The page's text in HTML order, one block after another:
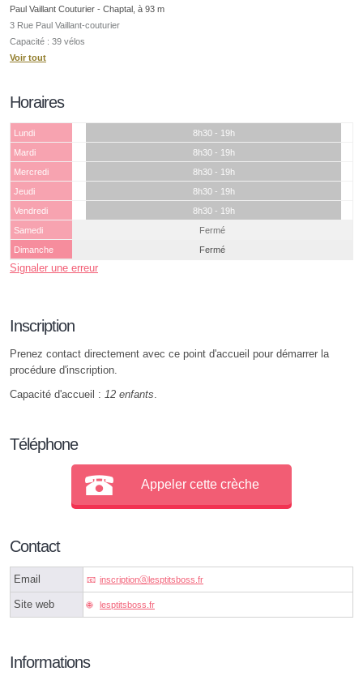
Paul Vaillant Couturier - Chaptal, à 93 m
3 Rue Paul Vaillant-couturier
Capacité : 39 vélos
Voir tout
Horaires
Lundi
8h30 - 19h
Mardi
8h30 - 19h
Mercredi
8h30 - 19h
Jeudi
8h30 - 19h
Vendredi
8h30 - 19h
Samedi
Fermé
Dimanche
Fermé
Signaler une erreur
Inscription
Prenez contact directement avec ce point d'accueil pour démarrer la
procédure d'inscription.
Capacité d'accueil : 12 enfants
Téléphone
Appeler cette crèche
Contact
Email inscriptionⓐlesptitsboss.fr
Site web lesptitsboss.fr
Informations